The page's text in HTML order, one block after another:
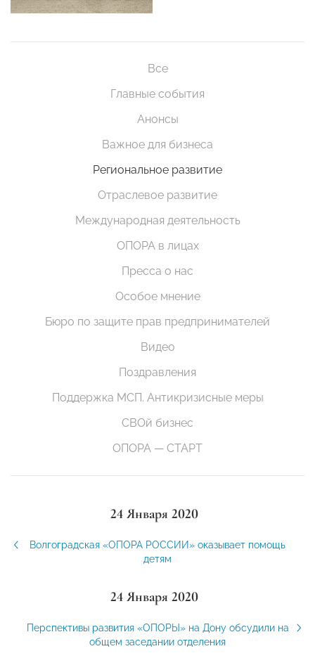
Все
Главные события
Анонсы
Важное для бизнеса
Региональное развитие
Отраслевое развитие
Международная деятельность
ОПОРА в лицах
Пресса о нас
Особое мнение
Бюро по защите прав предпринимателей
Видео
Поздравления
Поддержка МСП. Антикризисные меры
СВОй бизнес
ОПОРА — СТАРТ
24 Января 2020
Волгоградская «ОПОРА РОССИИ» оказывает помощь
детям
24 Января 2020
Перспективы развития «ОПОРЫ» на Дону обсудили на
общем заседании отделения